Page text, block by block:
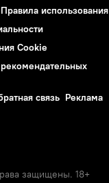
Правила использования
Cookie
связь Реклама
защищены. 18+